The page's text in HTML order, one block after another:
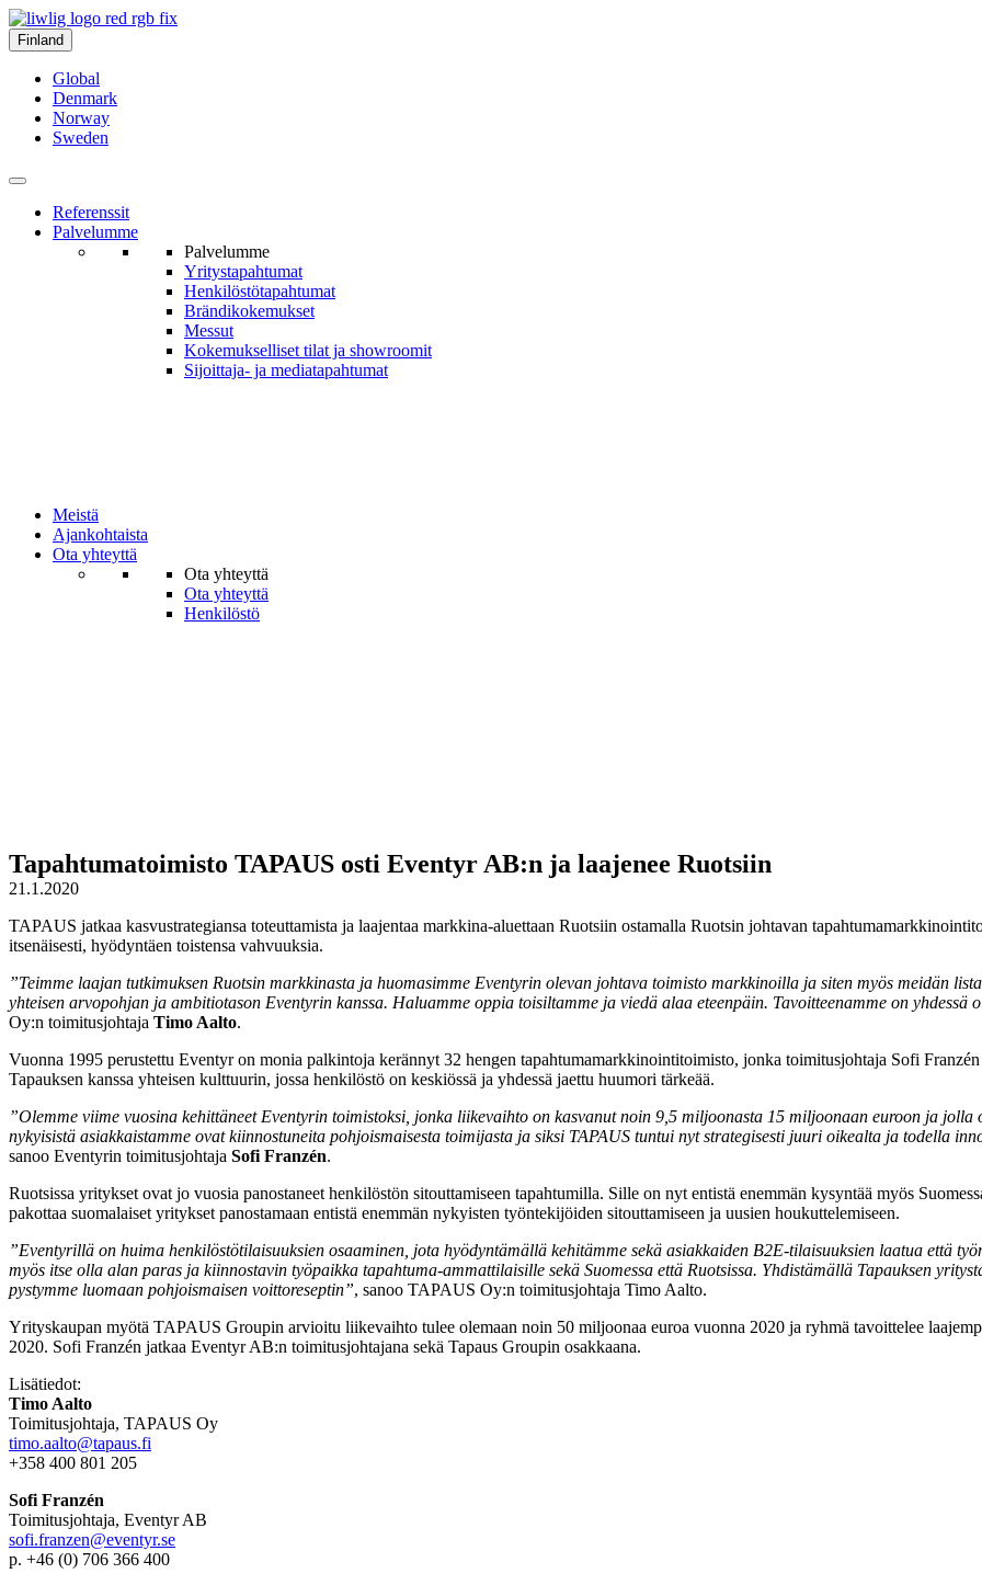
Finland
Global
Denmark
Norway
Sweden
Referenssit
Palvelumme
Palvelumme
Yritys­tapahtumat
Henkilöstö­tapahtumat
Brändi­kokemukset
Messut
Kokemukselliset tilat ja show­roomit
Sijoittaja- ja media­tapahtumat
Meistä
Ajankohtaista
Ota yhteyttä
Ota yhteyttä
Ota yhteyttä
Henkilöstö
Tapahtumatoimisto TAPAUS osti Eventyr AB:n ja laajenee Ruotsiin
21.1.2020
TAPAUS jatkaa kasvustrategiansa toteuttamista ja laajentaa markkina-aluettaan Ruotsiin ostamalla Ruotsin johtavan
itsenäisesti, hyödyntäen toistensa vahvuuksia.
”Teimme laajan tutkimuksen Ruotsin markkinasta ja huomasimme Eventyrin olevan johtava toimisto markkinoilla ja siten myös meidän
yhteisen arvopohjan ja ambitiotason Eventyrin kanssa. Haluamme oppia toisiltamme ja viedä alaa eteenpäin. Tavoitteenamme on yhdessä
Oy:n toimitusjohtaja Timo Aalto.
Vuonna 1995 perustettu Eventyr on monia palkintoja kerännyt 32 hengen tapahtumamarkkinointitoimisto, jonka toimitusjohtaja Sofi
Tapauksen kanssa yhteisen kulttuurin, jossa henkilöstö on keskiössä ja yhdessä jaettu huumori tärkeää.
”Olemme viime vuosina kehittäneet Eventyrin toimistoksi, jonka liikevaihto on kasvanut noin 9,5 miljoonasta 15 miljoonaan euroon ja jolla
nykyisistä asiakkaistamme ovat kiinnostuneita pohjoismaisesta toimijasta ja siksi TAPAUS tuntui nyt strategisesti juuri oikealta ja todella
sanoo Eventyrin toimitusjohtaja Sofi Franzén.
Ruotsissa yritykset ovat jo vuosia panostaneet henkilöstön sitouttamiseen tapahtumilla. Sille on nyt entistä enemmän kysyntää myös
pakottaa suomalaiset yritykset panostamaan entistä enemmän nykyisten työntekijöiden sitouttamiseen ja uusien houkuttelemiseen.
”Eventyrillä on huima henkilöstötilaisuuksien osaaminen, jota hyödyntämällä kehitämme sekä asiakkaiden B2E-tilaisuuksien laatua että
myös itse olla alan paras ja kiinnostavin työpaikka tapahtuma-ammattilaisille sekä Suomessa että Ruotsissa. Yhdistämällä Tapauksen
pystymme luomaan pohjoismaisen voittoreseptin”, sanoo TAPAUS Oy:n toimitusjohtaja Timo Aalto.
Yrityskaupan myötä TAPAUS Groupin arvioitu liikevaihto tulee olemaan noin 50 miljoonaa euroa vuonna 2020 ja ryhmä tavoittelee
2020. Sofi Franzén jatkaa Eventyr AB:n toimitusjohtajana sekä Tapaus Groupin osakkaana.
Lisätiedot:
Timo Aalto
Toimitusjohtaja, TAPAUS Oy
timo.aalto@tapaus.fi
+358 400 801 205
Sofi Franzén
Toimitusjohtaja, Eventyr AB
sofi.franzen@eventyr.se
p. +46 (0) 706 366 400